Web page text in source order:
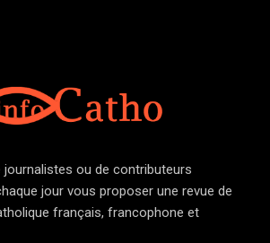
journalistes ou de contributeurs
jour vous proposer une revue de
français, francophone et